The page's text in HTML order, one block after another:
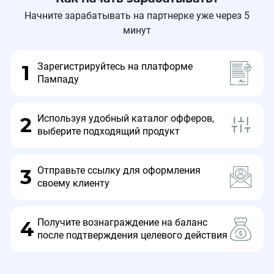
Начните зарабатывать на партнерке уже через 5
минут
1
Зарегистрируйтесь на платформе
Пампаду
2
Используя удобный каталог офферов,
выберите подходящий продукт
3 Отправьте ссылку для оформления
своему клиенту
4 Получите вознаграждение на баланс
после подтверждения целевого действия